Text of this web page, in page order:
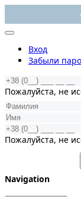
Вход
Забыли
Пожалуйста, не
Пожалуйста, не
Navigation